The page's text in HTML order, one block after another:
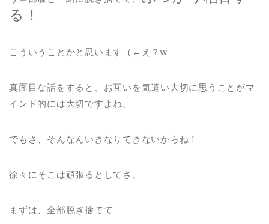
る！
こういうことかと思います（←え？w
真面目な話をすると、お互いを気遣い大切に思うことがマ
インド的には大切ですよね。
でもさ、そんなんいきなりできないからね！
徐々にそこは頑張るとしてさ、
まずは、全部脱ぎ捨てて